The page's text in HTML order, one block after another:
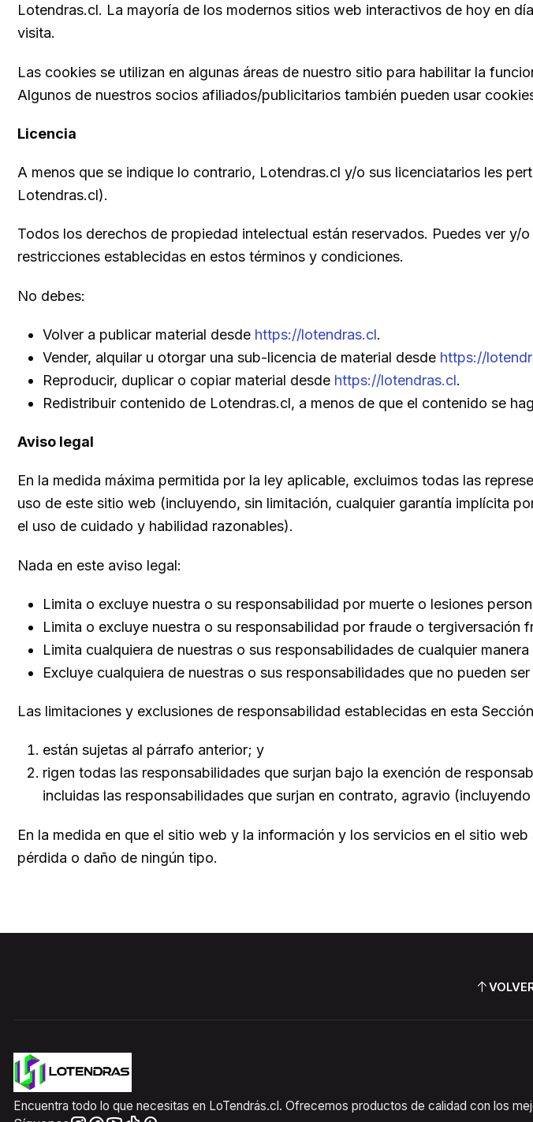
Lotendras.cl. La mayoría de los modernos sitios web interactivos de hoy en
visita.
Las cookies se utilizan en algunas áreas de nuestro sitio para habilitar la
Algunos de nuestros socios afiliados/publicitarios también pueden usar
Licencia
A menos que se indique lo contrario, Lotendras.cl y/o sus licenciatarios les
Lotendras.cl).
Todos los derechos de propiedad intelectual están reservados. Puedes ver y/
restricciones establecidas en estos términos y condiciones.
No debes:
Volver a publicar material desde https://lotendras.cl.
Vender, alquilar u otorgar una sub-licencia de material desde https://
Reproducir, duplicar o copiar material desde https://lotendras.cl.
Redistribuir contenido de Lotendras.cl, a menos de que el contenido se
Aviso legal
En la medida máxima permitida por la ley aplicable, excluimos todas las
uso de este sitio web (incluyendo, sin limitación, cualquier garantía implícita
el uso de cuidado y habilidad razonables).
Nada en este aviso legal:
Limita o excluye nuestra o su responsabilidad por muerte o lesiones
Limita o excluye nuestra o su responsabilidad por fraude o tergiversación
Limita cualquiera de nuestras o sus responsabilidades de cualquier
Excluye cualquiera de nuestras o sus responsabilidades que no pueden
Las limitaciones y exclusiones de responsabilidad establecidas en esta
están sujetas al párrafo anterior; y
rigen todas las responsabilidades que surjan bajo la exención de
incluidas las responsabilidades que surjan en contrato, agravio
En la medida en que el sitio web y la información y los servicios en el sitio
pérdida o daño de ningún tipo.
Encuentra todo lo que necesitas en LoTendrás.cl. Ofrecemos productos de calidad con los